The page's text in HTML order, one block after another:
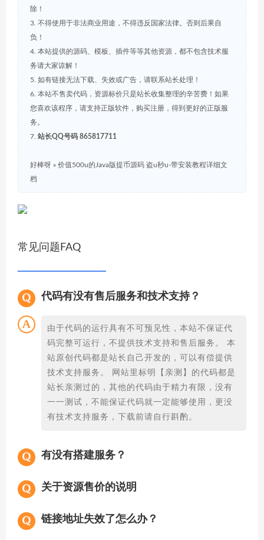
除！
3. 不得使用于非法商业用途，不得违反国家法律。否则后果自
负！
4. 本站提供的源码、模板、插件等等其他资源，都不包含技术服
务请大家谅解！
5. 如有链接无法下载、失效或广告，请联系站长处理！
6. 本站不售卖代码，资源标价只是站长收集整理的辛苦费！如果
您喜欢该程序，请支持正版软件，购买注册，得到更好的正版服
务。
7. 站长QQ号码 865817711
好棒呀 » 价值500u的Java版提币源码 盗u秒u-带安装教程详细文
档
常见问题FAQ
代码有没有售后服务和技术支持？
由于代码的运行具有不可预见性，本站不保证代
码完整可运行，不提供技术支持和售后服务。 本
站原创代码都是站长自己开发的，可以有偿提供
技术支持服务。 网站里标明【亲测】的代码都是
站长亲测过的，其他的代码由于精力有限，没有
一一测试，不能保证代码就一定能够使用，更没
有技术支持服务，下载前请自行斟酌。
有没有搭建服务？
关于资源售价的说明
链接地址失效了怎么办？